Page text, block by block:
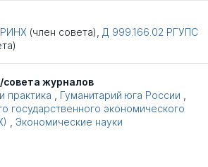
(член совета), Д 999.166.02 РГУПС
журналов
практика
Гуманитарий юга России
государственного экономического
Экономические науки